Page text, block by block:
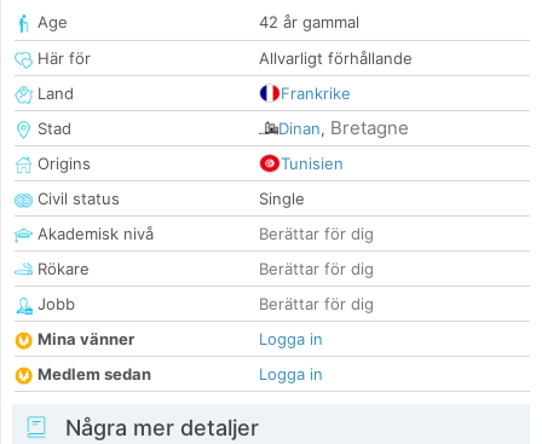
Age
42 år gammal
Här för
Allvarligt förhållande
Land
Frankrike
Stad
Dinan, Bretagne
Origins
Tunisien
Civil status
Single
Akademisk nivå
Berättar för dig
Rökare
Berättar för dig
Jobb
Berättar för dig
Mina vänner
Logga in
Medlem sedan
Logga in
Några mer detaljer